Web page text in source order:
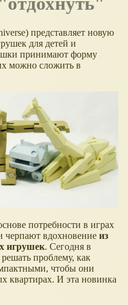
представляет новую
для детей и
принимают форму
можно сложить в
потребности в играх
вдохновение из
игрушек. Сегодня в
проблему, как
чтобы они
квартирах. И эта новинка